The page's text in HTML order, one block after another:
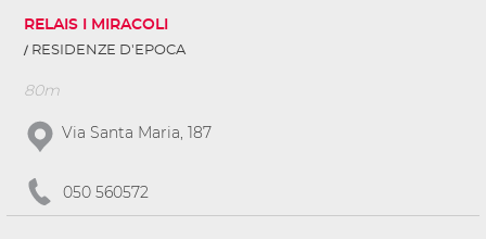
RELAIS I MIRACOLI
RESIDENZE D'EPOCA
80m
Via Santa Maria, 187
050 560572